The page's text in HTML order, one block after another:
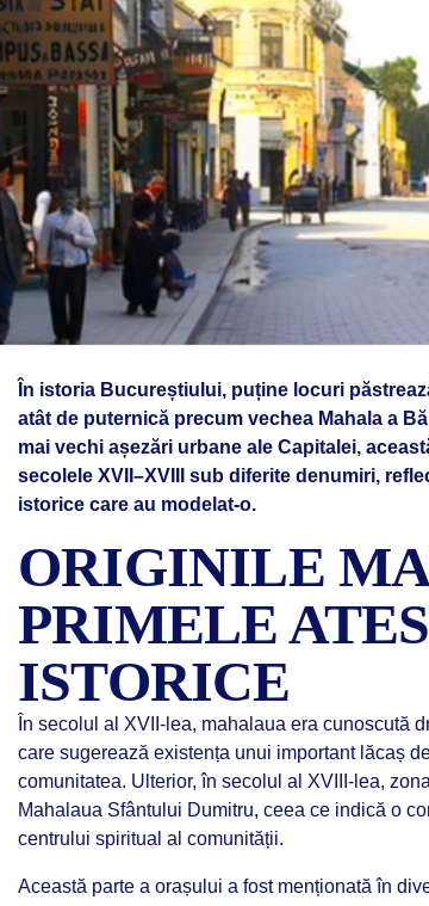
În istoria Bucureștiului, puține locuri
atât de puternică precum vechea Mahala a
mai vechi așezări urbane ale Capitalei,
secolele XVII–XVIII sub diferite denumiri,
istorice care au modelat-o.
ORIGINILE
PRIMELE
ISTORICE
În secolul al XVII-lea, mahalaua era cunoscută
care sugerează existența unui important lăcaș
comunitatea. Ulterior, în secolul al XVIII-lea,
Mahalaua Sfântului Dumitru, ceea ce indică o
centrului spiritual al comunității.
Această parte a orașului a fost menționată în